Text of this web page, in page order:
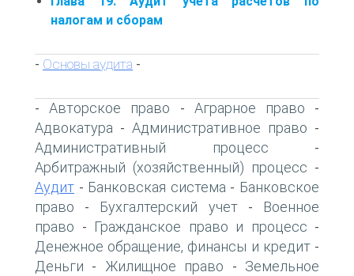
налогам и сборам
- Основы аудита -
-Авторское право - Аграрное право -
Адвокатура - Административное право -
Административный процесс -
Арбитражный (хозяйственный) процесс -
Аудит - Банковская система - Банковское
право - Бухгалтерский учет-
Военное
право - Гражданское право и процесс -
Денежное обращение, финансы и кредит-
Деньги - Жилищное право - Земельное